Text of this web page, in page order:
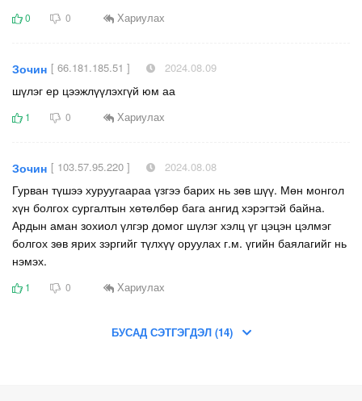
0 0 Хариулах
Зочин [ 66.181.185.51 ] 2024.08.09
шүлэг ер цээжлүүлэхгүй юм аа
1 0 Хариулах
Зочин [ 103.57.95.220 ] 2024.08.08
Гурван түшээ хуруугаараа үзгээ барих нь зөв шүү. Мөн монгол
хүн болгох сургалтын хөтөлбөр бага ангид хэрэгтэй байна.
Ардын аман зохиол үлгэр домог шүлэг хэлц үг цэцэн цэлмэг
болгох зөв ярих зэргийг түлхүү оруулах г.м. үгийн баялагийг нь
нэмэх.
1 0 Хариулах
БУСАД СЭТГЭГДЭЛ (14)